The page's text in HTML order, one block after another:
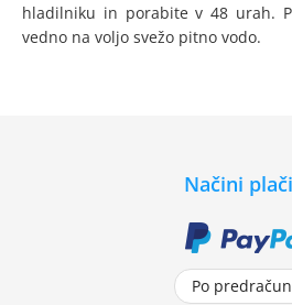
hladilniku in porabite v 48 urah.
vedno na voljo svežo pitno vodo.
Načini
Po